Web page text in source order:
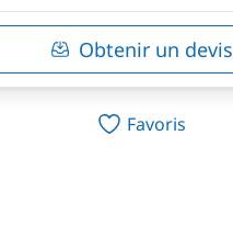
Obtenir un devis
Favoris